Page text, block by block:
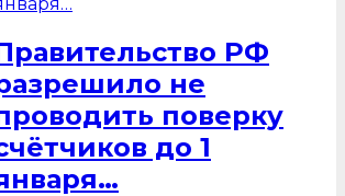
РФ
не
поверку
до 1